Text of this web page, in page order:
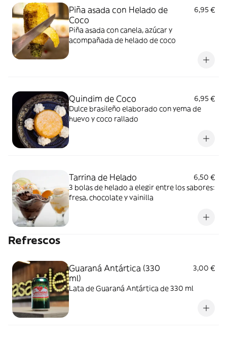
Piña asada con Helado de
Coco
6,95 €
Piña asada con canela, azúcar y
acompañada de helado de coco
Quindim de Coco
6,95 €
Dulce brasileño elaborado con yema de
huevo y coco rallado
Tarrina de Helado
6,50 €
3 bolas de helado a elegir entre los sabores:
fresa, chocolate y vainilla
Refrescos
Guaraná Antártica (330
ml)
3,00 €
Lata de Guaraná Antártica de 330 ml